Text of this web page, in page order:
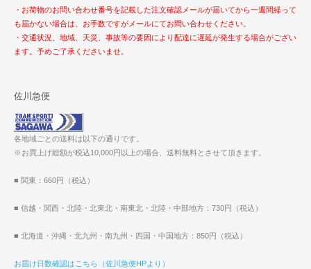
・お荷物のお問い合わせ番号を記載した注文確認メールが届いてから一週間経って
も届かない場合は、お手数ですがメールにてお問い合わせください。
・交通状況、地域、天災、事故等の要因により配達に遅延が発生する場合がござい
ます。予めご了承くださいませ。
佐川急便
各地域ごとの送料は以下の通りです。
※お買上げ総額が税込10,000円以上の場合、送料無料とさせて頂きます。
■ 関東：660円（税込）
■ 信越・関西・北陸・北東北・南東北・北陸・中部地方：730円（税込）
■ 北海道・沖縄・北九州・南九州・四国・中国地方：850円（税込）
お届け日数確認はこちら（佐川急便HPより）